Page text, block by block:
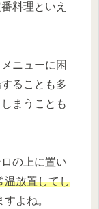
料理といえ
ニューに困
ることも多
まうことも
の上に置い
温放置してし
よね。